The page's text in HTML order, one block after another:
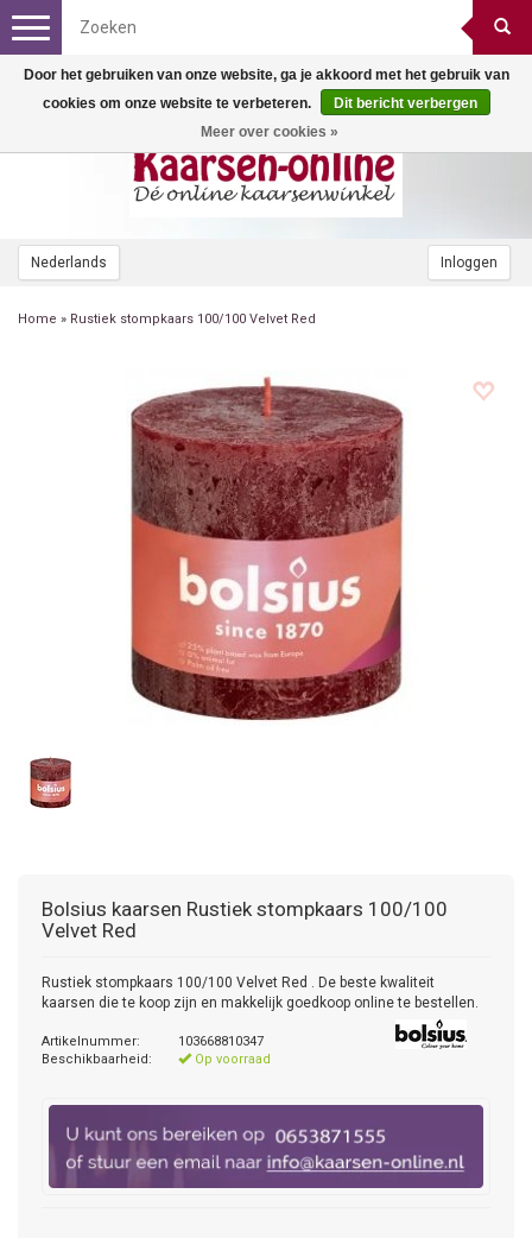
Nederlands Inloggen
Toggle
navigation
Home » Rustiek stompkaars 100/100 Velvet Red
Bolsius kaarsen Rustiek stompkaars 100/100
Velvet Red
Rustiek stompkaars 100/100 Velvet Red . De beste kwaliteit
kaarsen die te koop zijn en makkelijk goedkoop online te bestellen.
Artikelnummer:
103668810347
Beschikbaarheid:
Op voorraad
Door het gebruiken van onze website, ga je akkoord met het gebruik van
cookies om onze website te verbeteren.
Dit bericht verbergen
Meer over cookies »